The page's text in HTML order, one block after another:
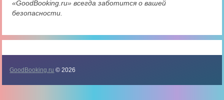
«GoodBooking.ru» всегда заботится о вашей
безопасности.
GoodBooking.ru © 2026